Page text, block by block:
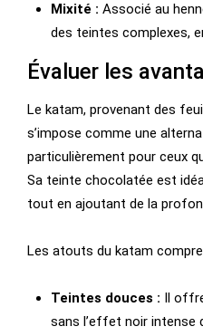
Mixité : Associé au
des teintes complexes,
Évaluer les
Le katam, provenant des
s’impose comme une
particulièrement pour ceux
Sa teinte chocolatée est
tout en ajoutant de la
Les atouts du katam
Teintes douces : Il
sans l’effet noir intense